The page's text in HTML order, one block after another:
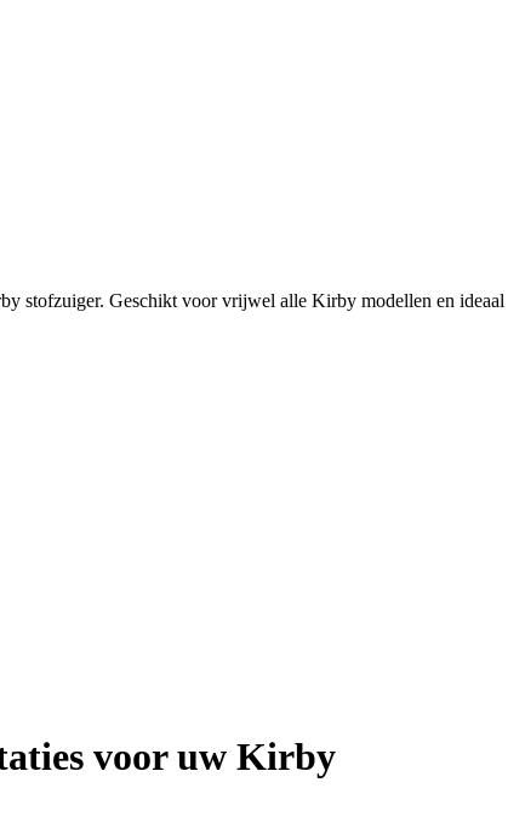
stofzuiger. Geschikt voor vrijwel alle Kirby modellen en ideaal
voor uw Kirby